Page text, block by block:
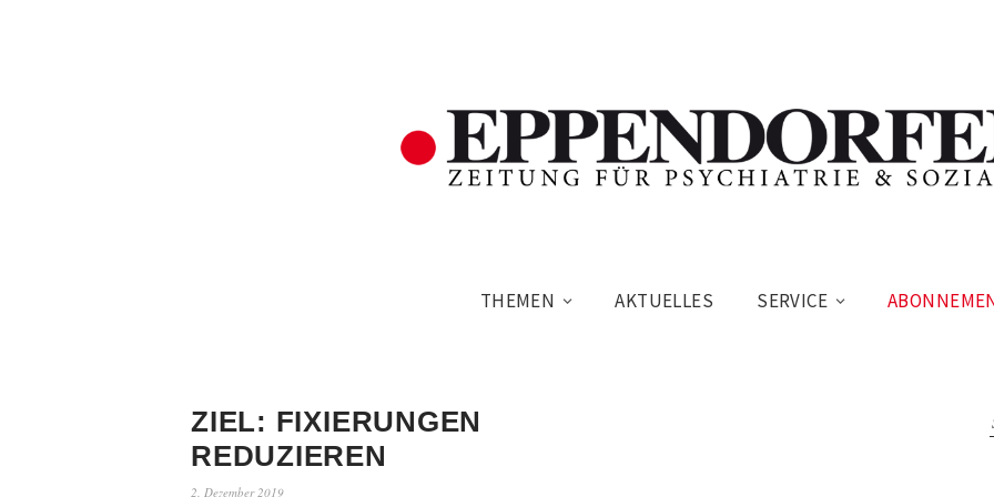
THEMEN AKTUELLES SERVICE
ZIEL: FIXIERUNGEN
REDUZIEREN
2. Dezember 2019